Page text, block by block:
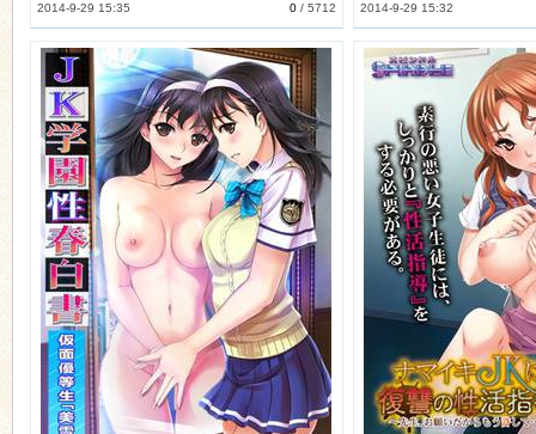
0/ 5712
2014-9-29 15:35 2014-9-29 15:32